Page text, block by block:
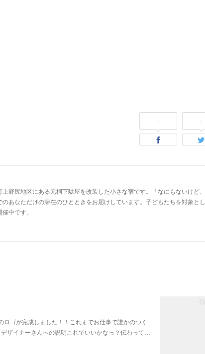
- -
野尻地区にある元桐下駄屋を改装した小さな宿です。「なにもないけど、
あなただけの滞在のひとときをお届けしています。子どもたちを対象とし
中です。
ゴが完成しました！！これまでお仕事で誰かのつく
ザイナーさんへの説明これでいいかなっ？伝わって…